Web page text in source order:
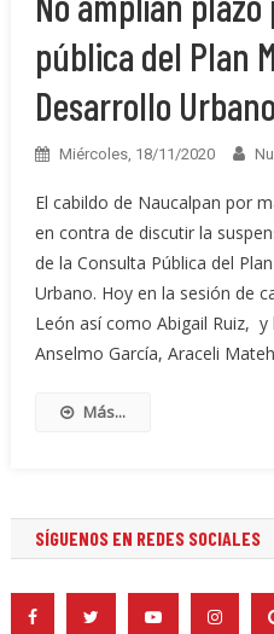
pública del Plan
Desarrollo Urbano
Miércoles, 18/11/2020
El cabildo de Naucalpan por
en contra de discutir la
de la Consulta Pública del
Urbano. Hoy en la sesión de
León así como Abigail Ruiz,
Anselmo García, Araceli
Más...
SÍGUENOS EN REDES SOCIALES